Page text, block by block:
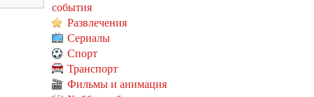
события
Развлечения
Сериалы
Спорт
Транспорт
Фильмы и анимация